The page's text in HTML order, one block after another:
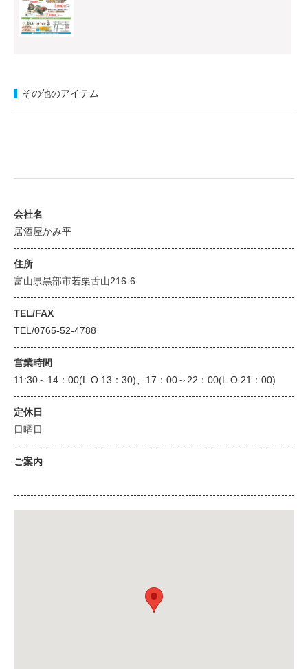
その他のアイテム
会社名
居酒屋かみ平
住所
富山県黒部市若栗舌山216-6
TEL/FAX
TEL/0765-52-4788
営業時間
11:30～14：00(L.O.13：30)、17：00～22：00(L.O.21：00)
定休日
日曜日
ご案内